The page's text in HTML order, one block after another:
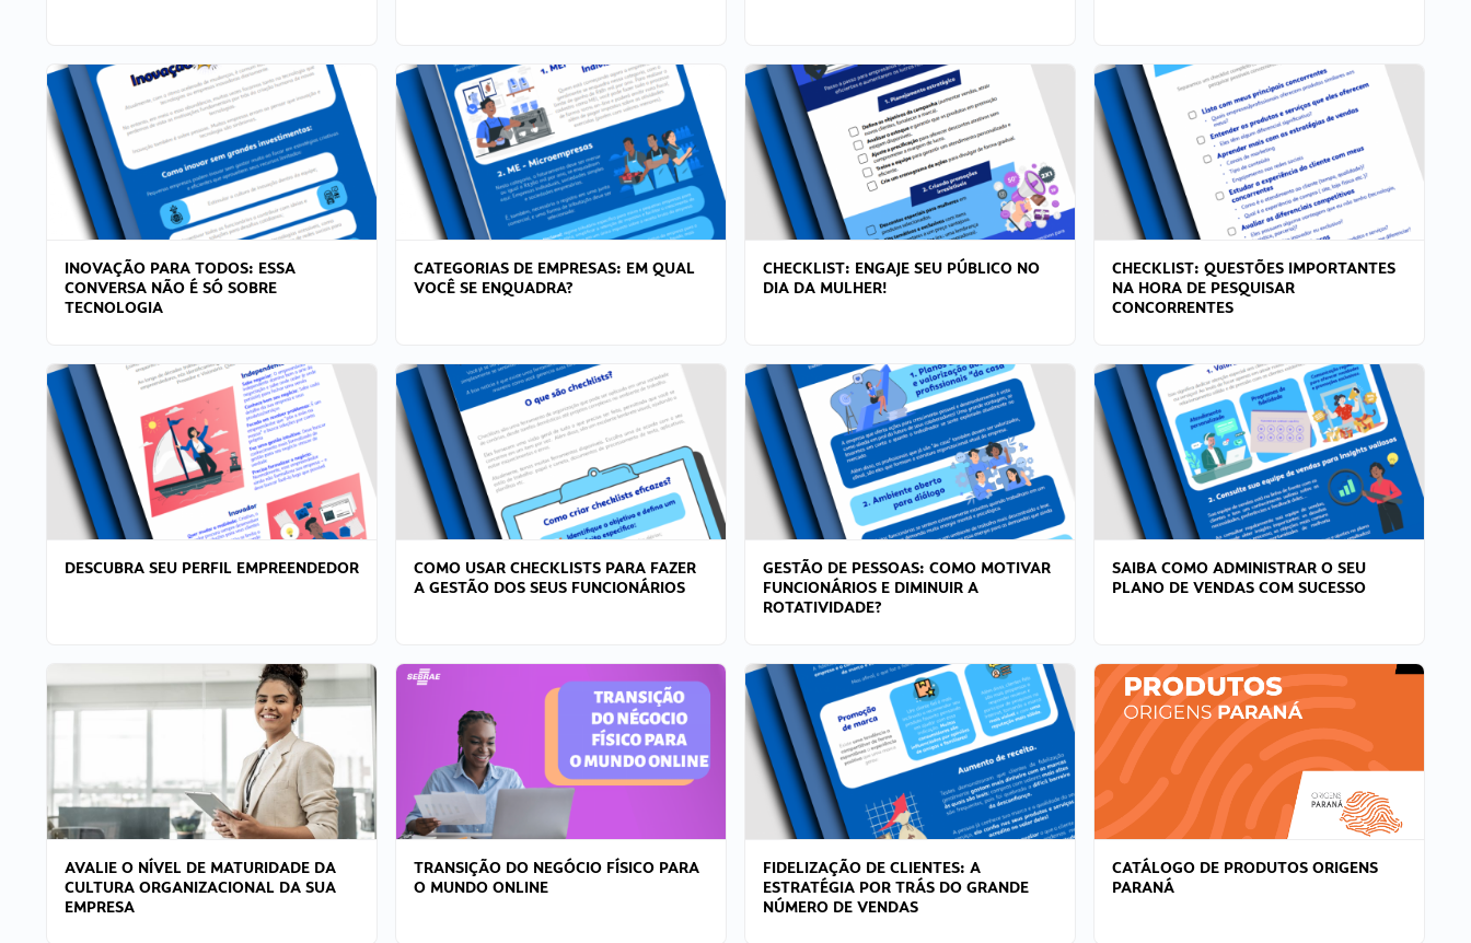
INOVAÇÃO PARA TODOS: ESSA
CONVERSA NÃO É SÓ SOBRE
TECNOLOGIA
CATEGORIAS DE EMPRESAS: EM QUAL
VOCÊ SE ENQUADRA?
CHECKLIST: ENGAJE SEU PÚBLICO NO
DIA DA MULHER!
CHECKLIST: QUESTÕES IMPORTANTES
NA HORA DE PESQUISAR
CONCORRENTES
DESCUBRA SEU PERFIL EMPREENDEDOR
COMO USAR CHECKLISTS PARA FAZER
A GESTÃO DOS SEUS FUNCIONÁRIOS
GESTÃO DE PESSOAS: COMO MOTIVAR
FUNCIONÁRIOS E DIMINUIR A
ROTATIVIDADE?
SAIBA COMO ADMINISTRAR O SEU
PLANO DE VENDAS COM SUCESSO
AVALIE O NÍVEL DE MATURIDADE DA
CULTURA ORGANIZACIONAL DA SUA
EMPRESA
TRANSIÇÃO DO NEGÓCIO FÍSICO PARA
O MUNDO ONLINE
FIDELIZAÇÃO DE CLIENTES: A
ESTRATÉGIA POR TRÁS DO GRANDE
NÚMERO DE VENDAS
CATÁLOGO DE PRODUTOS ORIGENS
PARANÁ